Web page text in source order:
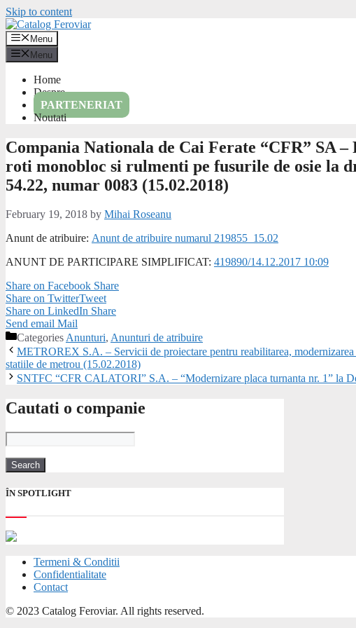
Skip to content
Menu
Menu
Home
Despre
PARTENERIAT
Noutati
Compania Nationala de Cai Ferate “CFR” SA
roti monobloc si rulmenti pe fusurile de osie la
54.22, numar 0083 (15.02.2018)
February 19, 2018 by Mihai Roseanu
Anunt de atribuire: Anunt de atribuire numarul 219855_15.02
ANUNT DE PARTICIPARE SIMPLIFICAT: 419890/14.12.2017 10:09
Share on Facebook Share
Share on TwitterTweet
Share on LinkedIn Share
Send email Mail
CategoriesAnunturi, Anunturi de atribuire
METROREX S.A. – Servicii de proiectare pentru reabilitarea,
statiile de metrou (15.02.2018)
SNTFC “CFR CALATORI” S.A. – “Modernizare placa turnanta nr. 1” la
Cautati o companie
ÎN SPOTLIGHT
Termeni & Conditii
Confidentialitate
Contact
© 2023 Catalog Feroviar. All rights reserved.